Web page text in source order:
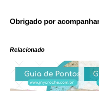
Obrigado por
Relacionado